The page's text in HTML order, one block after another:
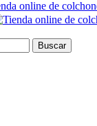
Buscar